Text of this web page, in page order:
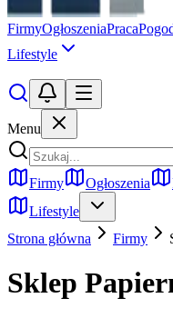
FirmyOgłoszeniaPraca
Lifestyle
Menu
Firmy Ogłoszenia
Lifestyle
Strona główna
Firmy
Sklep